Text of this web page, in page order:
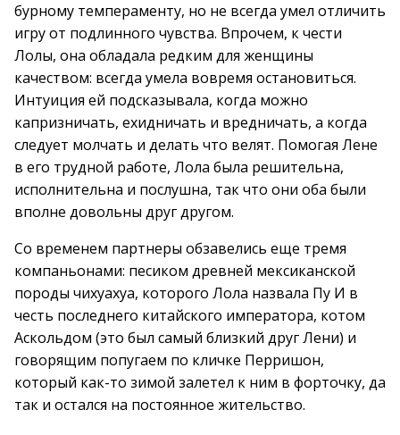
бурному темпераменту, но не всегда умел отличить
игру от подлинного чувства. Впрочем, к чести
Лолы, она обладала редким для женщины
качеством: всегда умела вовремя остановиться.
Интуиция ей подсказывала, когда можно
капризничать, ехидничать и вредничать, а когда
следует молчать и делать что велят. Помогая Лене
в его трудной работе, Лола была решительна,
исполнительна и послушна, так что они оба были
вполне довольны друг другом.
Со временем партнеры обзавелись еще тремя
компаньонами: песиком древней мексиканской
породы чихуахуа, которого Лола назвала Пу И в
честь последнего китайского императора, котом
Аскольдом (это был самый близкий друг Лени) и
говорящим попугаем по кличке Перришон,
который как-то зимой залетел к ним в форточку, да
так и остался на постоянное жительство.